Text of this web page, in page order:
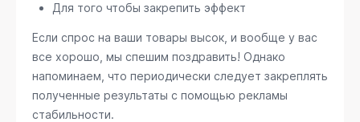
Для того чтобы закрепить эффект
Если спрос на ваши товары высок, и вообще у вас
все хорошо, мы спешим поздравить! Однако
напоминаем, что периодически следует закреплять
полученные результаты с помощью рекламы
стабильности.